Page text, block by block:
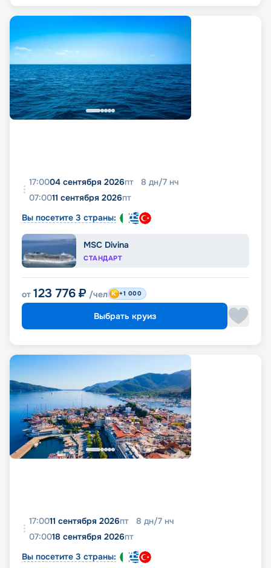
17:0004 сентября 2026пт 8 дн/7 нч
07:0011 сентября 2026пт
Вы посетите 3 страны:
MSC Divina
СТАНДАРТ
от 123 776 ₽ /чел +1 000
Выбрать круиз
17:0011 сентября 2026пт 8 дн/7 нч
07:0018 сентября 2026пт
Вы посетите 3 страны: